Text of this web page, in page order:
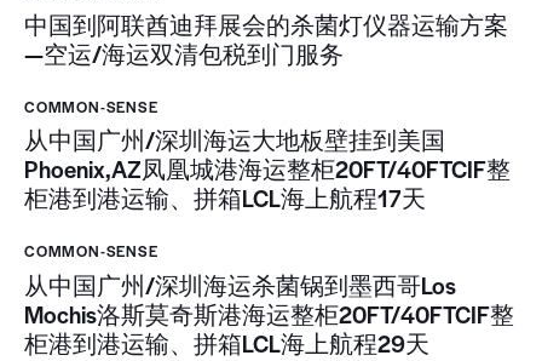
中国到阿联酋迪拜展会的杀菌灯仪器运输方案
—空运/海运双清包税到门服务
COMMON-SENSE
从中国广州/深圳海运大地板壁挂到美国
Phoenix,AZ凤凰城港海运整柜20FT/40FTCIF整
柜港到港运输、拼箱LCL海上航程17天
COMMON-SENSE
从中国广州/深圳海运杀菌锅到墨西哥Los
Mochis洛斯莫奇斯港海运整柜20FT/40FTCIF整
柜港到港运输、拼箱LCL海上航程29天